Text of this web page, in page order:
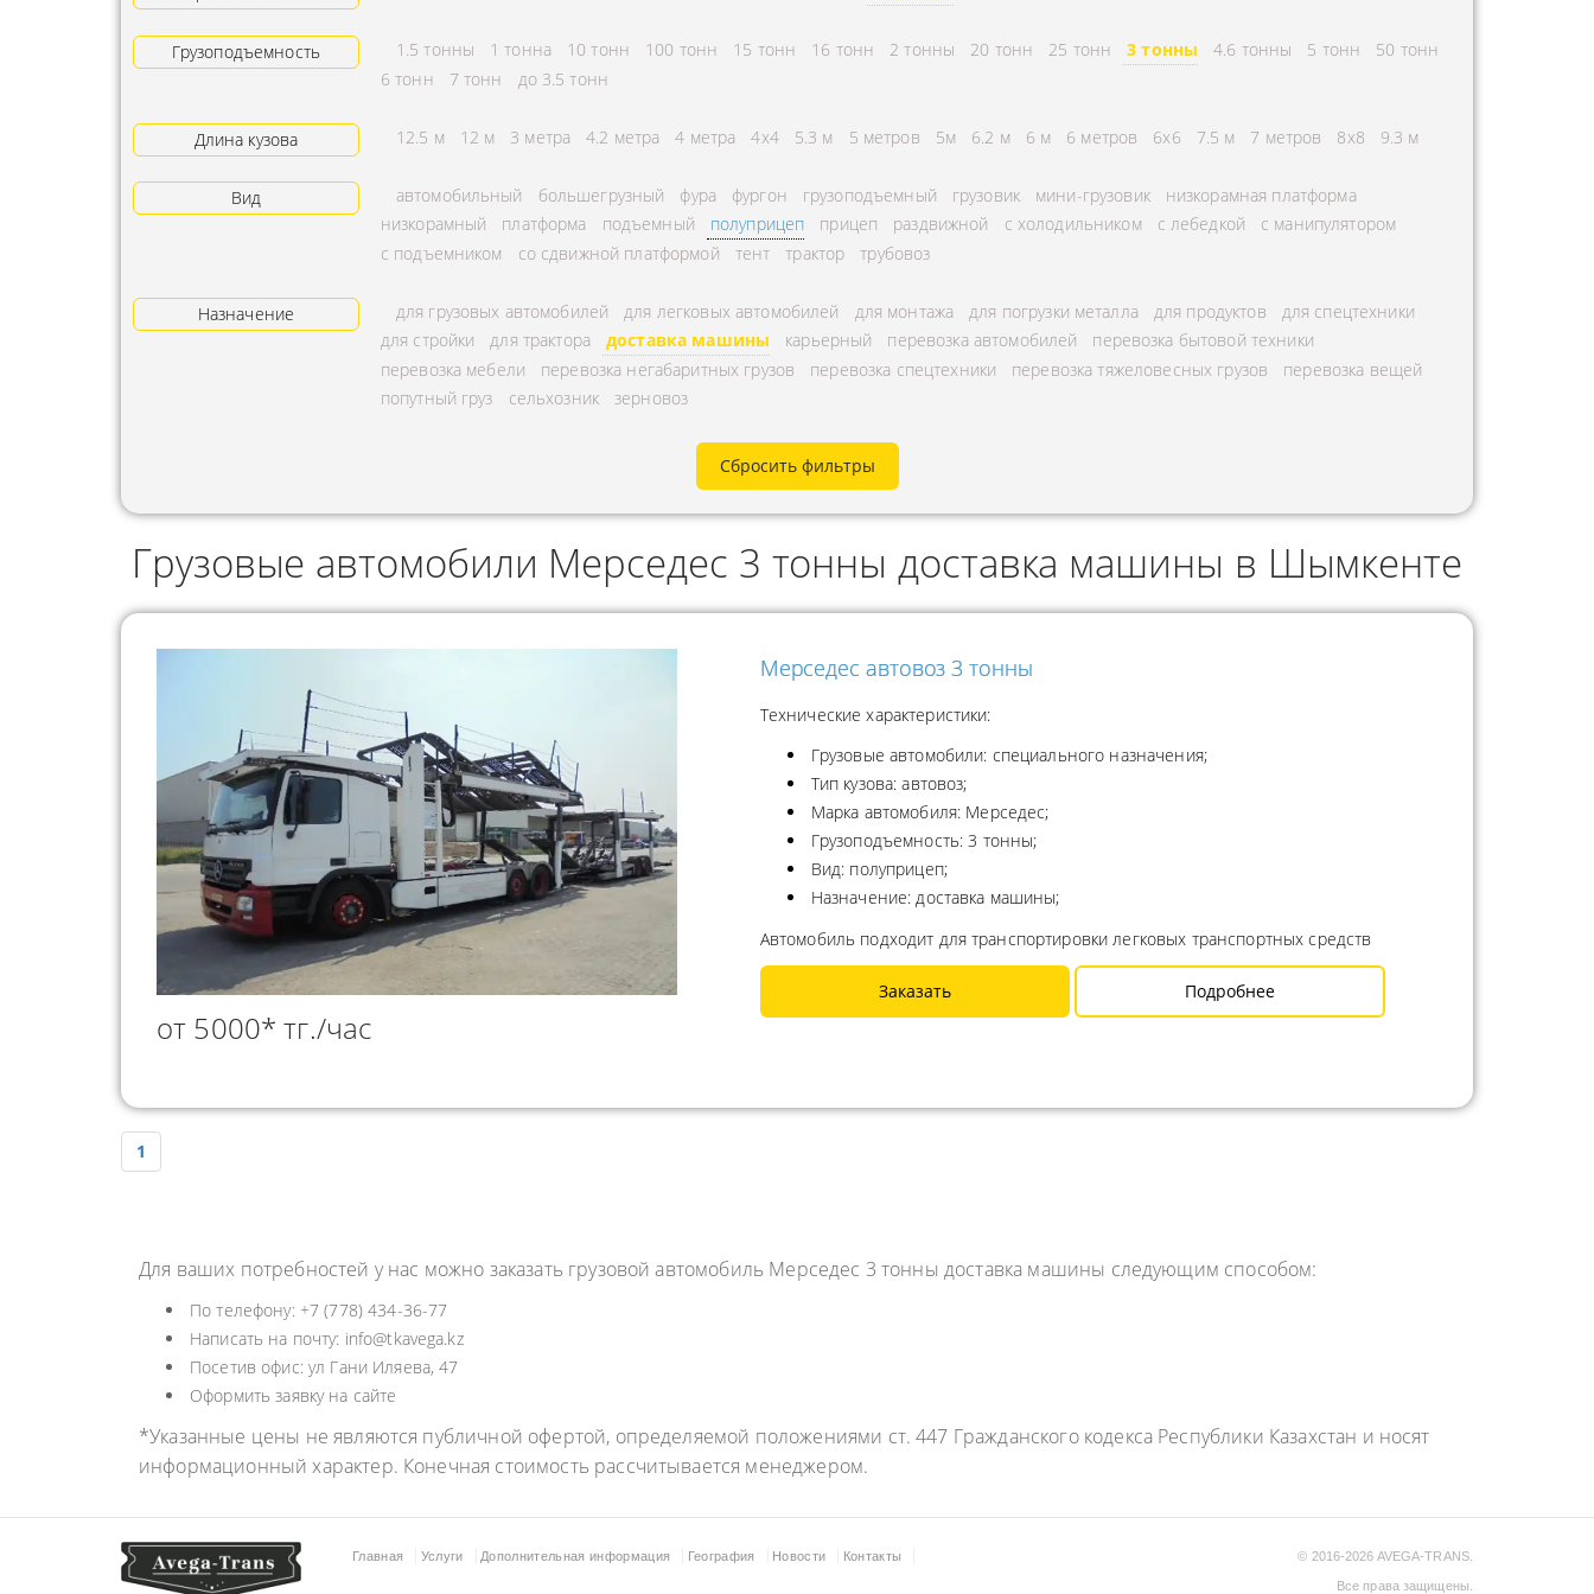
АРЕНДА ТРАКТОРА
УСЛУГИ АВТОКРАНА
АВИАПЕРЕВОЗКА
ГРУЗОПЕРЕВОЗКИ
ПЕРЕВОЗКИ
ИНДИВИДУАЛЬНЫЕ
ГРУЗОПЕРЕВОЗКИ
ПЕРЕВОЗКИ
ЭКСПЕДИТОРА
ПЕРЕВОЗКА МУКИ
РАССЧИТАТЬ РАССТОЯНИЕ
ОХРАНА ГРУЗА
ПЕРЕВОЗКА КИСЛОРОДНЫХ
БАЛЛОНОВ
ПЕРЕВОЗКА
НЕФТЕПРОДУКТОВ
ГОРОДСКИЕ
МЕЖДУГОРОДНЫЕ
ПЕРЕВОЗКИ В БЕЛАРУСЬ
ПЕРЕВОЗКИ В
Грузоподъемность 1.5 тонны 1 тонна 10 тонн 100 тонн 15 тонн 16 тонн 2 тонны 20 тонн 25 тонн 3 тонны 4.6 тонны 5 тонн
50 тонн
6 тонн
7 тонн до 3.5 тонн
Длина кузова 12.5 м 12 м 3 метра 4.2 метра 4 метра 4x4 5.3 м 5 метров 5м 6.2 м 6 м 6 метров 6х6 7.5 м 7 метров 8х8 9.3 м
Вид автомобильный большегрузный фура фургон грузоподъемный грузовик мини-грузовик
низкорамная платформа
низкорамный
платформа подъемный полуприцеп прицеп раздвижной с холодильником с лебедкой
с манипулятором
с подъемником
со сдвижной платформой тент трактор трубовоз
Назначение для грузовых автомобилей для легковых автомобилей для монтажа для погрузки металла для продуктов
для спецтехники
для стройки
для трактора доставка машины карьерный перевозка автомобилей
перевозка бытовой техники
перевозка мебели
перевозка негабаритных грузов перевозка спецтехники перевозка тяжеловесных грузов
перевозка вещей
попутный груз
сельхозник зерновоз
Сбросить фильтры
Грузовые автомобили Мерседес 3 тонны доставка машины в Шымкенте
от 5000* тг./час
Мерседес автовоз 3 тонны
Технические характеристики:
Грузовые автомобили: специального назначения;
Тип кузова: автовоз;
Марка автомобиля: Мерседес;
Грузоподъемность: 3 тонны;
Вид: полуприцеп;
Назначение: доставка машины;
Автомобиль подходит для транспортировки легковых транспортных средств
Заказать Подробнее
1
Для ваших потребностей у нас можно заказать грузовой автомобиль Мерседес 3 тонны доставка машины следующим способом:
По телефону: +7 (778) 434-36-77
Написать на почту: info@tkavega.kz
Посетив офис: ул Гани Иляева, 47
Оформить заявку на сайте
*Указанные цены не являются публичной офертой, определяемой положениями ст. 447 Гражданского кодекса Республики Казахстан и носят
информационный характер. Конечная стоимость рассчитывается менеджером.
Главная Услуги Дополнительная информация География Новости Контакты © 2016-2026 AVEGA-TRANS.
Все права защищены.